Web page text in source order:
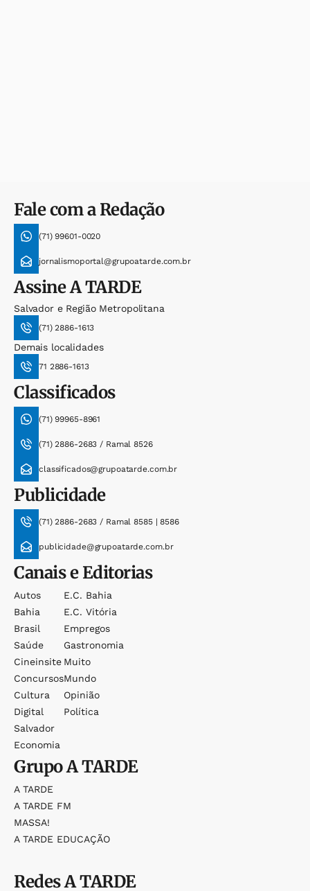
Fale com a Redação
(71) 99601-0020
jornalismoportal@grupoatarde.com.br
AssineA TARDE
Salvador e Região Metropolitana
(71) 2886-1613
Demais localidades
71 2886-1613
Classificados
(71) 99965-8961
(71) 2886-2683 / Ramal 8526
classificados@grupoatarde.com.br
Publicidade
(71) 2886-2683 / Ramal 8585 | 8586
publicidade@grupoatarde.com.br
Canais e Editorias
Autos
Bahia
Brasil
Saúde
Cineinsite
Concursos
Cultura
Digital
Salvador
Economia
E.c. Bahia
E.c. Vitória
Empregos
Gastronomia
Muito
Mundo
Opinião
Política
GrupoA TARDE
A TARDE
A TARDE FM
MASSA!
A TARDE EDUCAÇÃO
RedesA TARDE